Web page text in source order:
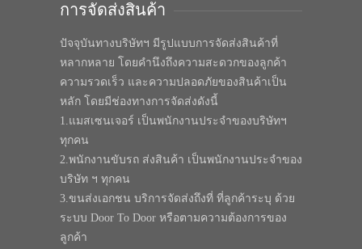
การจัดส่งสินค้า
ปัจจุบันทางบริษัทฯ มีรูปแบบการจัดส่งสินค้าที่
หลากหลาย โดยคำนึงถึงความสะดวกของลูกค้า
ความรวดเร็ว และความปลอดภัยของสินค้าเป็น
หลัก โดยมีช่องทางการจัดส่งดังนี้
1.แมสเซนเจอร์ เป็นพนักงานประจำของบริษัทฯ
ทุกคน
2.พนักงานขับรถ ส่งสินค้า เป็นพนักงานประจำของ
บริษัท ฯ ทุกคน
3.ขนส่งเอกชน บริการจัดส่งถึงที่ ที่ลูกค้าระบุ ด้วย
ระบบ Door To Door หรือตามความต้องการของ
ลูกค้า